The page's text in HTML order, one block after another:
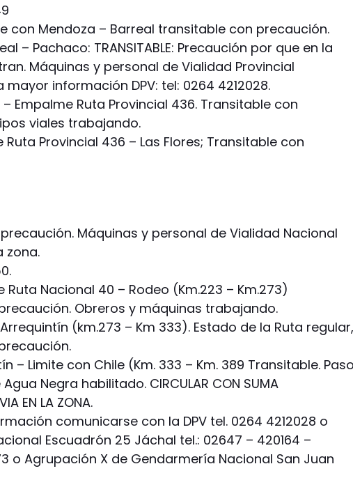
con Mendoza – Barreal transitable con precaución.
– Pachaco: TRANSITABLE: Precaución por que en la
Máquinas y personal de Vialidad Provincial
información DPV: tel: 0264 4212028.
Empalme Ruta Provincial 436. Transitable con
viales trabajando.
Provincial 436 – Las Flores; Transitable con
Máquinas y personal de Vialidad Nacional
zona.
Nacional 40 – Rodeo (Km.223 – Km.273)
Obreros y máquinas trabajando.
(km.273 – Km 333). Estado de la Ruta regular,
– Limite con Chile (Km. 333 – Km. 389 Transitable. Paso
Negra habilitado. CIRCULAR CON SUMA
EN LA ZONA.
comunicarse con la DPV tel. 0264 4212028 o
Escuadrón 25 Jáchal tel.: 02647 – 420164 –
o Agrupación X de Gendarmería Nacional San Juan